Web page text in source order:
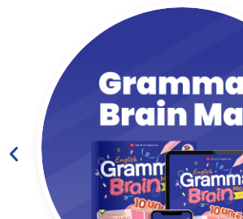
Grammar Brain Map
10 บทเรียนที่จะเปลี่ยนทัศนคติต่อภาษาอังกฤ
ไปตลอดกาล
Click